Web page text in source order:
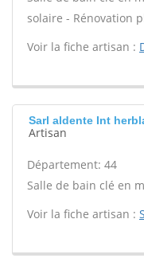
solaire - Rénovation
Voir la fiche artisan :
Sarl aldente Int
Artisan
Département: 44
Salle de bain clé en
Voir la fiche artisan :